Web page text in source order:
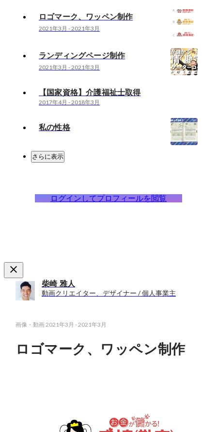
ロゴマーク、ワッペン制作
2021年3月 -2021年3月
ランディングページ制作
2021年3月 -2021年3月
【国家資格】介護福祉士取得
2017年4月 -2018年3月
私の性格
さらに表示
ログインしてプロフィールを閲覧
柴崎 雅人
動画クリエイター、デザイナー / 個人事業主
画像・動画2021年3月 -2021年3月
ロゴマーク、ワッペン制作